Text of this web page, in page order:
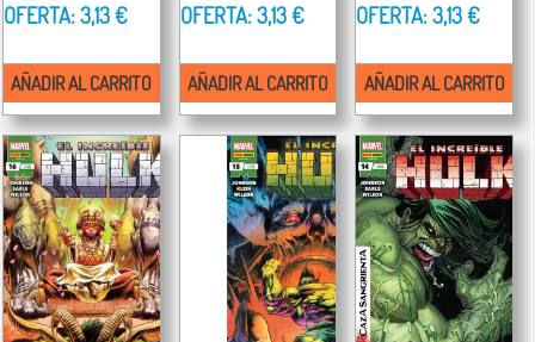
OFERTA: 3,13 €
AÑADIR AL CARRITO
OFERTA: 3,13 €
AÑADIR AL CARRITO
OFERTA: 3,13 €
AÑADIR AL CARRITO